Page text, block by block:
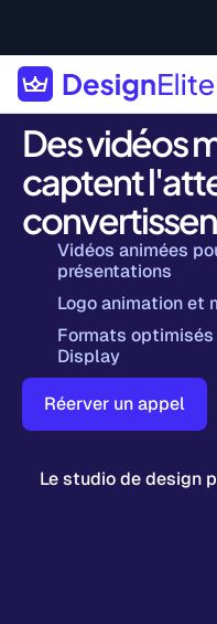
Des vidéos
captent
Vidéos animées
présentations
Logo animation et
Formats optimisés
Display
Réerver un appel
Le studio de design